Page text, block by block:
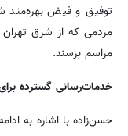
توفیق و فیض بهره‌مند
مردمی که از شرق
مراسم برسند.
خدمات‌رسانی گسترده
حسن‌زاده با اشاره به